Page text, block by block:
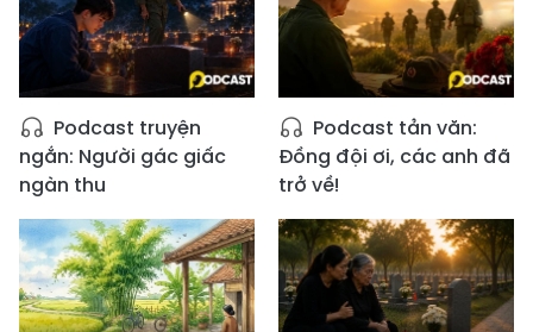
Podcast truyện
ngắn: Người gác giấc
ngàn thu
Podcast tản văn:
Đồng đội ơi, các anh đã
trở về!